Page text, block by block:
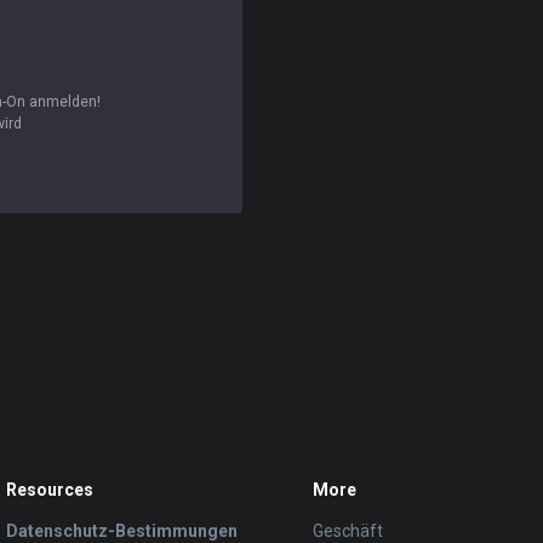
On anmelden!
Resources
Datenschutz-Bestimmungen
More
Geschäft